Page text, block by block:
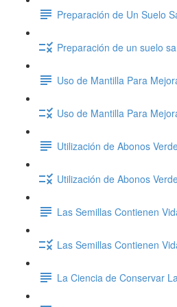
Preparación de Un Suelo
Preparación de un suelo
Uso de Mantilla Para
Uso de Mantilla Para
Utilización de Abonos
Utilización de Abonos
Las Semillas Contienen
Las Semillas Contienen
La Ciencia de Conservar